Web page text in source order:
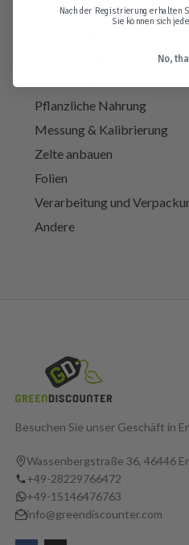
Beleuchtung & Elektra
Pflanzliche Nahrung
Messung & Kalibrierung
Zelte anbauen
Folien
Verarbeitung und
Andere
Besuchen Sie unser Geschäft in
Wassenbergstraße 36, 46446
+49-28229766472
+49-15146476763
info@greendiscounter.com
Nach der Registrierung erhalten
Sie können sich
No,